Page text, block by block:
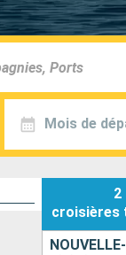
Mois de
2
croisières